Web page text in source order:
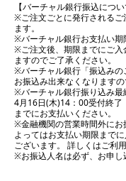
【バーチャル銀行振込につい
※ご注文ごとに発行されるご
ます。
※バーチャル銀行お支払い期
※ご注文後、期限までにご入
ますのでご了承ください。
※バーチャル銀行「振込みの
お振込み出来なくなりますの
※バーチャル銀行振り込み最
4月16日(木)14：00受付終
までにお支払いください。
※金融機関の営業時間外にお
よってはお支払い期限まで
ございます。 詳しくはご利
※お振込人名は必ず、お申し